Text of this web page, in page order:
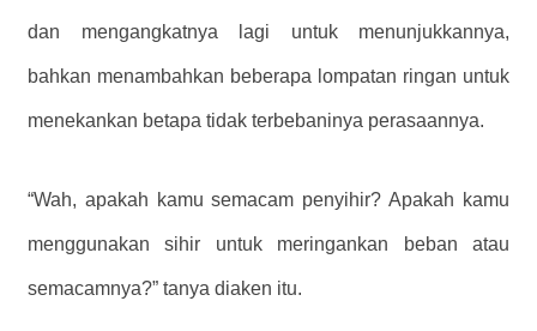
dan mengangkatnya lagi untuk menunjukkannya,
bahkan menambahkan beberapa lompatan ringan untuk
menekankan betapa tidak terbebaninya perasaannya.
“Wah, apakah kamu semacam penyihir? Apakah kamu
menggunakan sihir untuk meringankan beban atau
semacamnya?” tanya diaken itu.